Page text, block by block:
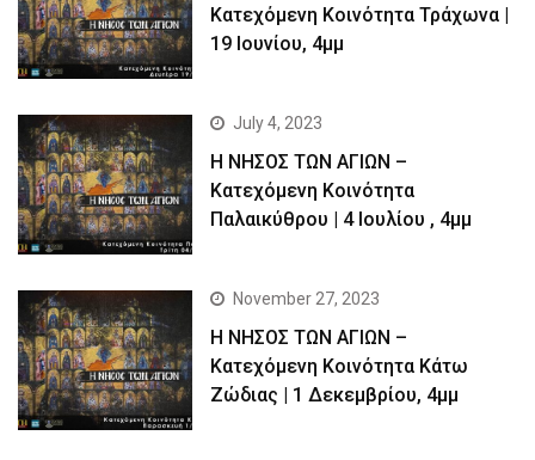
Kατεχόμενη Κοινότητα Τράχωνα |
19 Ιουνίου, 4μμ
July 4, 2023
Η ΝΗΣΟΣ ΤΩΝ ΑΓΙΩΝ –
Kατεχόμενη Κοινότητα
Παλαικύθρου | 4 Ιουλίου , 4μμ
November 27, 2023
Η ΝΗΣΟΣ ΤΩΝ ΑΓΙΩΝ –
Κατεχόμενη Κοινότητα Κάτω
Ζώδιας | 1 Δεκεμβρίου, 4μμ